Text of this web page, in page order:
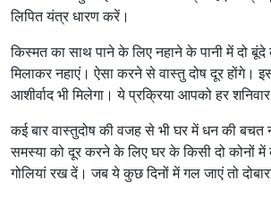
लिपित यंत्र धारण करें।
किस्मत का साथ पाने के लिए नहाने के पानी में दो
मिलाकर नहाएं। ऐसा करने से वास्तु दोष दूर होंगे।
आशीर्वाद भी मिलेगा। ये प्रक्रिया आपको हर
कई बार वास्तुदोष की वजह से भी घर में धन की बचत
समस्या को दूर करने के लिए घर के किसी दो कोनों
गोलियां रख दें। जब ये कुछ दिनों में गल जाएं तो